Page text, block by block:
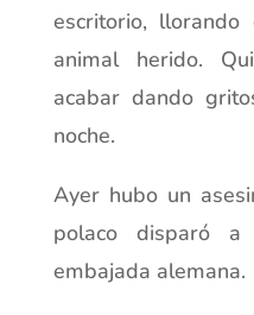
escritorio,
animal herido.
acabar dando
noche.
Ayer hubo un
polaco disparó
embajada alemana.